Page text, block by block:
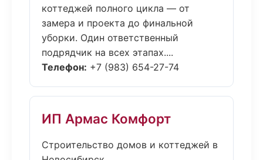
коттеджей полного цикла — от
замера и проекта до финальной
уборки. Один ответственный
подрядчик на всех этапах....
Телефон: +7 (983) 654-27-74
ИП Армас Комфорт
Строительство домов и коттеджей в